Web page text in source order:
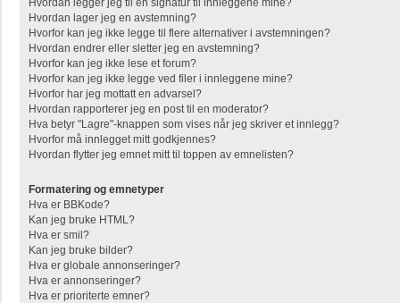
Hvordan lager jeg en avstemning?
Hvorfor kan jeg ikke legge til flere alternativer i avstemningen?
Hvordan endrer eller sletter jeg en avstemning?
Hvorfor kan jeg ikke lese et forum?
Hvorfor kan jeg ikke legge ved filer i innleggene mine?
Hvorfor har jeg mottatt en advarsel?
Hvordan rapporterer jeg en post til en moderator?
Hva betyr "Lagre"-knappen som vises når jeg skriver et innlegg?
Hvorfor må innlegget mitt godkjennes?
Hvordan flytter jeg emnet mitt til toppen av emnelisten?
Formatering og emnetyper
Hva er BBKode?
Kan jeg bruke HTML?
Hva er smil?
Kan jeg bruke bilder?
Hva er globale annonseringer?
Hva er annonseringer?
Hva er prioriterte emner?